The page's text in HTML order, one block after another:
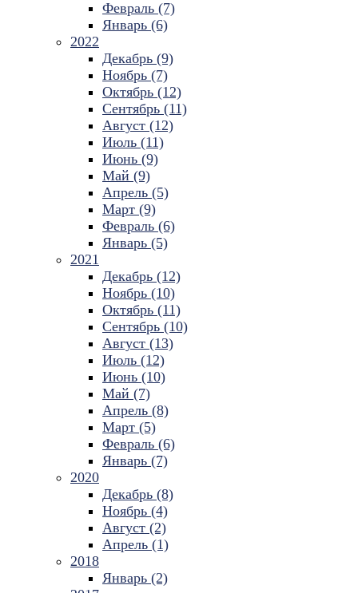
Февраль (7)
Январь (6)
2022
Декабрь (9)
Ноябрь (7)
Октябрь (12)
Сентябрь (11)
Август (12)
Июль (11)
Июнь (9)
Май (9)
Апрель (5)
Март (9)
Февраль (6)
Январь (5)
2021
Декабрь (12)
Ноябрь (10)
Октябрь (11)
Сентябрь (10)
Август (13)
Июль (12)
Июнь (10)
Май (7)
Апрель (8)
Март (5)
Февраль (6)
Январь (7)
2020
Декабрь (8)
Ноябрь (4)
Август (2)
Апрель (1)
2018
Январь (2)